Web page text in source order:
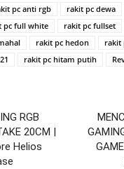
pc anti rgb rakit pc dewa
pc full white rakit pc fullset
rakit pc hedon
rakit
rakit pc hitam putih
RGB
20CM |
Helios